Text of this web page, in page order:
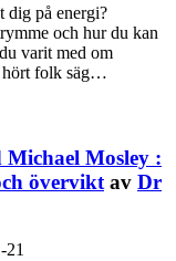
dig på energi?
och hur du kan
varit med om
hört folk säg…
Mosley :
övervikt av Dr
21